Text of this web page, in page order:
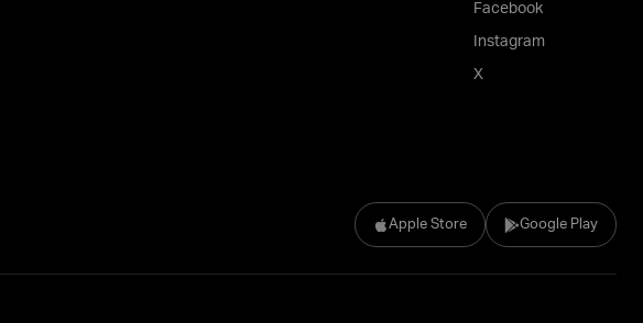
Apple Store Google Play
Facebook
Instagram
X